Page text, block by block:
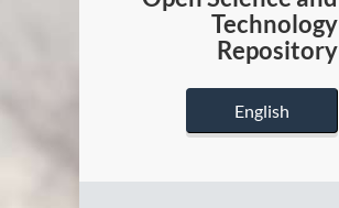
Technology
Repository
English